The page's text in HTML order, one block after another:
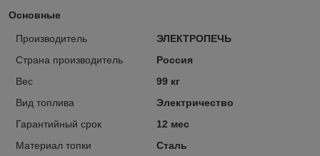
Основные
Производитель
ЭЛЕКТРОПЕЧЬ
Страна производитель
Россия
Вес
99 кг
Вид топлива
Электричество
Гарантийный срок
12 мес
Материал топки
Сталь